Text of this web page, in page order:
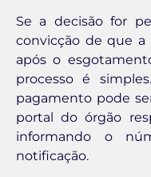
Se a decisão for
convicção de que a
após o
processo é
pagamento pode
portal do órgão
informando o
notificação.